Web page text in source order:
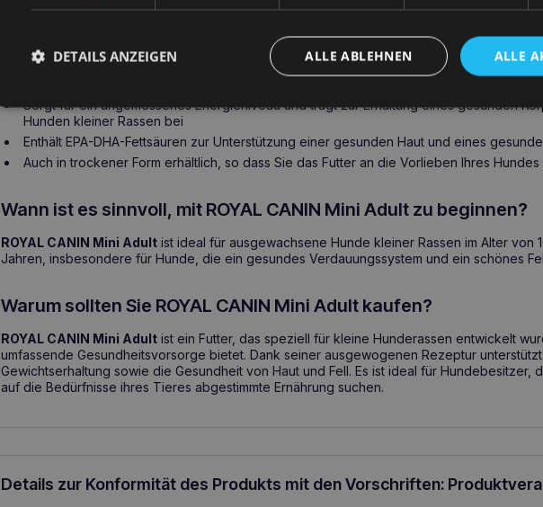
Wichtigste Vorteile für die Gesundheit
Sorgt für ein angemessenes Energieniveau und trägt zur Erhaltung eines gesunden
Hunden kleiner Rassen bei
Enthält EPA-DHA-Fettsäuren zur Unterstützung einer gesunden Haut und eines
Auch in trockener Form erhältlich, so dass Sie das Futter an die Vorlieben Ihres
Wann ist es sinnvoll, mit ROYAL CANIN Mini Adult zu beginnen?
ROYAL CANIN Mini Adult ist ideal für ausgewachsene Hunde kleiner Rassen im Alter von
Jahren, insbesondere für Hunde, die ein gesundes Verdauungssystem und ein schönes
Warum sollten Sie ROYAL CANIN Mini Adult kaufen?
ROYAL CANIN Mini Adult ist ein Futter, das speziell für kleine Hunderassen entwickelt
umfassende Gesundheitsvorsorge bietet. Dank seiner ausgewogenen Rezeptur
Gewichtserhaltung sowie die Gesundheit von Haut und Fell. Es ist ideal für Hundebesitzer,
auf die Bedürfnisse ihres Tieres abgestimmte Ernährung suchen.
Details zur Konformität des Produkts mit den Vorschriften:
ALLE
ALLE ABLEHNEN
DETAILS ANZEIGEN